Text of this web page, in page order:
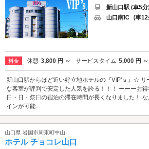
新山口駅 (車5分
山口南IC (車
料金 休憩 3,800 円 ～ サービスタイム 5,000 円 ～
新山口駅からほど近い好立地ホテルの『VIP'ｓ』☆ リ
な客室が評判で安定した人気を誇る！！！ ーーーお
日・日・祭日の宿泊の滞在時間が長くなりました！
インが可能...
山口県 岩国市周東町中山
ホテル チョコレ山口